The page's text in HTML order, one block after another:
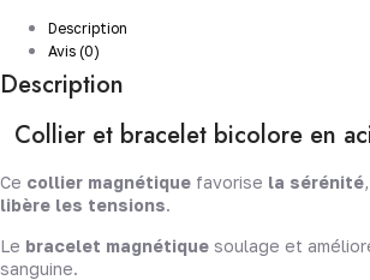
Description
Avis (0)
Description
Collier et bracelet bicolore en
Ce collier magnétique favorise la sérénité,
libère les tensions.
Le bracelet magnétique soulage et
sanguine.